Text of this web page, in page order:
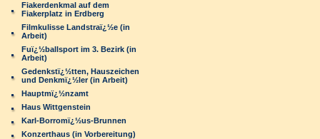
Fiakerdenkmal auf dem
Fiakerplatz in Erdberg
Filmkulisse Landstraï¿½e (in
Arbeit)
Fuï¿½ballsport im 3. Bezirk (in
Arbeit)
Gedenkstï¿½tten, Hauszeichen
und Denkmï¿½ler (in Arbeit)
Hauptmï¿½nzamt
Haus Wittgenstein
Karl-Borromï¿½us-Brunnen
Konzerthaus (in Vorbereitung)